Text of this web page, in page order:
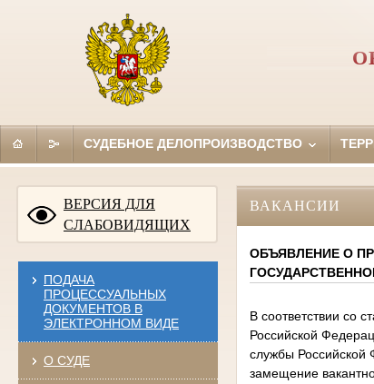
СУДЕБНОЕ ДЕЛОПРОИЗВОДСТВО
ВЕРСИЯ ДЛЯ
СЛАБОВИДЯЩИХ
ПОДАЧА
ПРОЦЕССУАЛЬНЫХ
ДОКУМЕНТОВ В
ЭЛЕКТРОННОМ ВИДЕ
О СУДЕ
ВАКАНСИИ
ОБЪЯВЛЕНИЕ О
В соответствии со
Российской
службы Российской
замещение